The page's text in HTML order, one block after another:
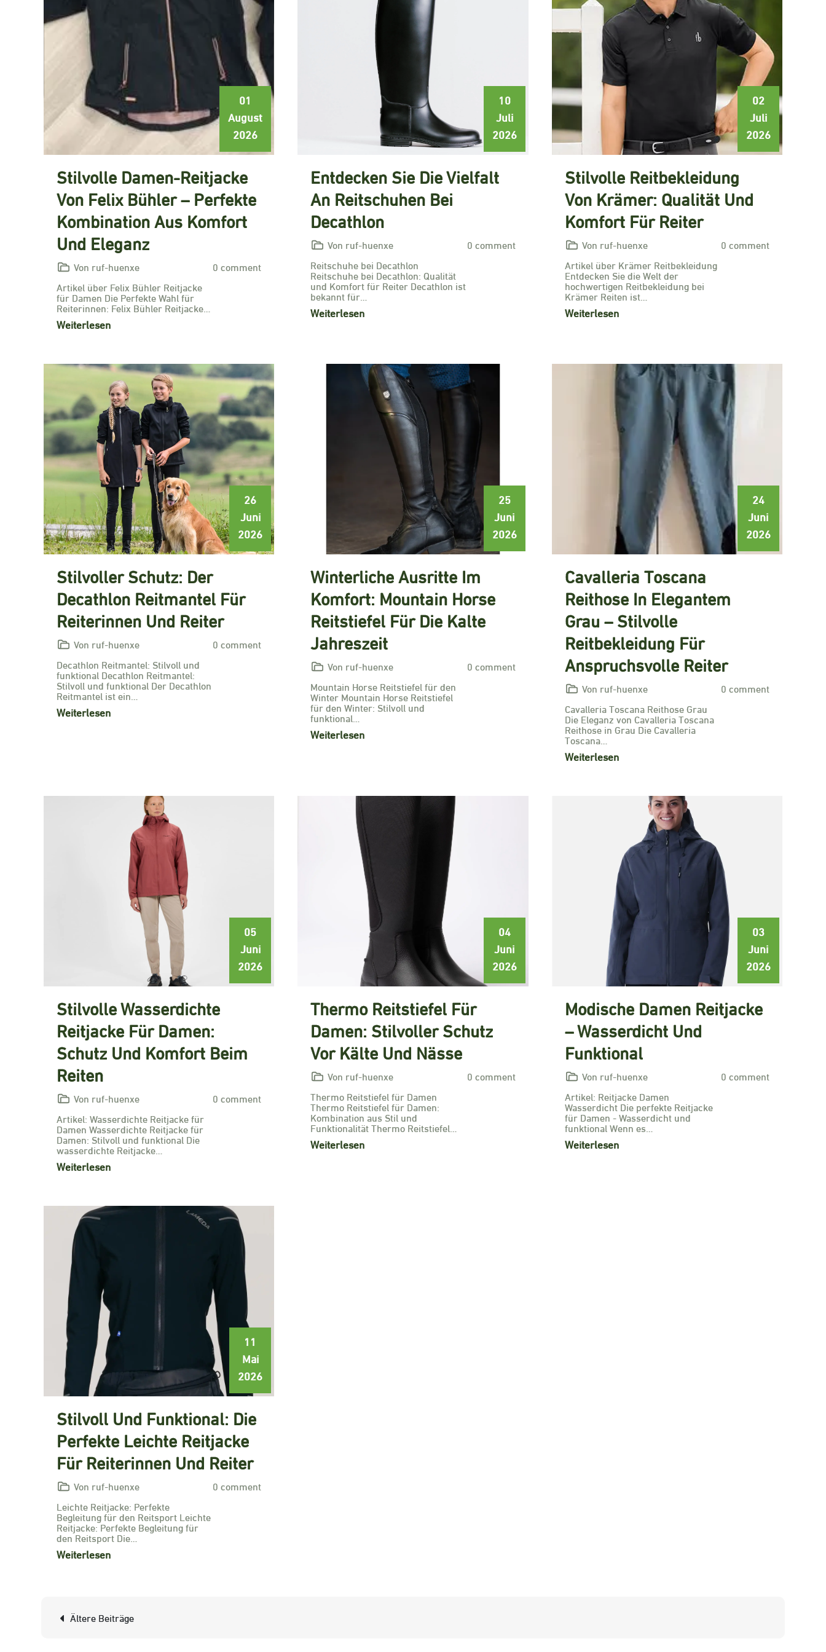
01
August
2026
Stilvolle Damen-Reitjacke
Von Felix Bühler – Perfekte
Kombination Aus Komfort
Und Eleganz
Von ruf-huenxe
0 comment
Artikel über Felix Bühler Reitjacke
für Damen Die Perfekte Wahl für
Reiterinnen: Felix Bühler Reitjacke…
Weiterlesen
10
Juli
2026
Entdecken Sie Die Vielfalt
An Reitschuhen Bei
Decathlon
Von ruf-huenxe
0 comment
Reitschuhe bei Decathlon
Reitschuhe bei Decathlon: Qualität
und Komfort für Reiter Decathlon ist
bekannt für…
Weiterlesen
02
Juli
2026
Stilvolle Reitbekleidung
Von Krämer: Qualität Und
Komfort Für Reiter
Von ruf-huenxe
0 comment
Artikel über Krämer Reitbekleidung
Entdecken Sie die Welt der
hochwertigen Reitbekleidung bei
Krämer Reiten ist…
Weiterlesen
26
Juni
2026
Stilvoller Schutz: Der
Decathlon Reitmantel Für
Reiterinnen Und Reiter
Von ruf-huenxe
0 comment
Decathlon Reitmantel: Stilvoll und
funktional Decathlon Reitmantel:
Stilvoll und funktional Der Decathlon
Reitmantel ist ein…
Weiterlesen
25
Juni
2026
Winterliche Ausritte Im
Komfort: Mountain Horse
Reitstiefel Für Die Kalte
Jahreszeit
Von ruf-huenxe
0 comment
Mountain Horse Reitstiefel für den
Winter Mountain Horse Reitstiefel
für den Winter: Stilvoll und
funktional…
Weiterlesen
24
Juni
2026
Cavalleria Toscana
Reithose In Elegantem
Grau – Stilvolle
Reitbekleidung Für
Anspruchsvolle Reiter
Von ruf-huenxe
0 comment
Cavalleria Toscana Reithose Grau
Die Eleganz von Cavalleria Toscana
Reithose in Grau Die Cavalleria
Toscana…
Weiterlesen
05
Juni
2026
Stilvolle Wasserdichte
Reitjacke Für Damen:
Schutz Und Komfort Beim
Reiten
Von ruf-huenxe
0 comment
Artikel: Wasserdichte Reitjacke für
Damen Wasserdichte Reitjacke für
Damen: Stilvoll und funktional Die
wasserdichte Reitjacke…
Weiterlesen
04
Juni
2026
Thermo Reitstiefel Für
Damen: Stilvoller Schutz
Vor Kälte Und Nässe
Von ruf-huenxe
0 comment
Thermo Reitstiefel für Damen
Thermo Reitstiefel für Damen:
Kombination aus Stil und
Funktionalität Thermo Reitstiefel…
Weiterlesen
03
Juni
2026
Modische Damen Reitjacke
– Wasserdicht Und
Funktional
Von ruf-huenxe
0 comment
Artikel: Reitjacke Damen
Wasserdicht Die perfekte Reitjacke
für Damen - Wasserdicht und
funktional Wenn es…
Weiterlesen
11
Mai
2026
Stilvoll Und Funktional: Die
Perfekte Leichte Reitjacke
Für Reiterinnen Und Reiter
Von ruf-huenxe
0 comment
Leichte Reitjacke: Perfekte
Begleitung für den Reitsport Leichte
Reitjacke: Perfekte Begleitung für
den Reitsport Die…
Weiterlesen
Beitragsnavigation
Ältere Beiträge